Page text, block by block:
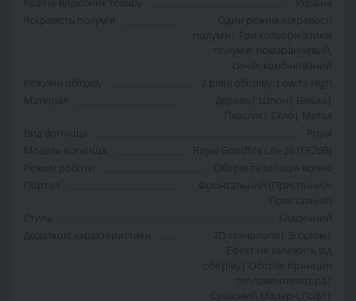
Яскравість полум'я
Один режим яскравості
полумʼя| Три кольори язиків
полумʼя: помаранчевий,
синій, комбінований
Режими обігріву
2 рівні обігріву: Low та High
Матеріал
Дерево| Шпон| Вільха|
Пластик| Скло| Метал
Вид вогнища
Royal
Модель вогнища
Royal Goodfire Lite 26 (EF26B)
Режим роботи
Обігрів та імітація вогню
Портал
Фронтальний (Пристінний/
Приставний)
Стиль
Класичний
Додаткові характеристики
2D технологія| Зі склом|
Ефект не залежить від
обігріву| Обігрів: принцип
тепловентилятора|
Сучасний,Модерн,Лофт|